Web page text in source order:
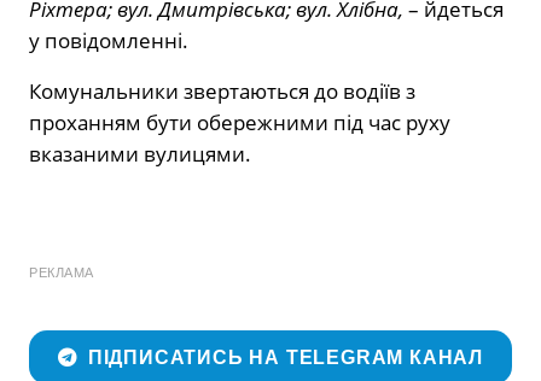
Ріхтера; вул. Дмитрівська; вул. Хлібна, – йдеться
у повідомленні.
Комунальники звертаються до водіїв з
проханням бути обережними під час руху
вказаними вулицями.
РЕКЛАМА
ПІДПИСАТИСЬ НА TELEGRAM КАНАЛ